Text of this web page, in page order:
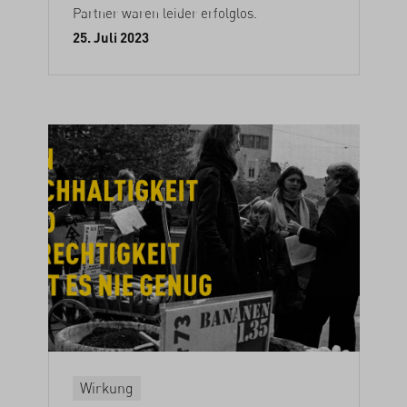
Partner waren leider erfolglos.
25. Juli 2023
Wirkung